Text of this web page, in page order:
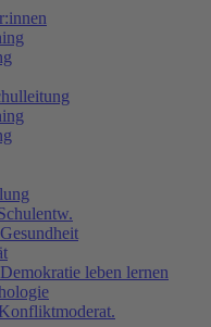
leben lernen